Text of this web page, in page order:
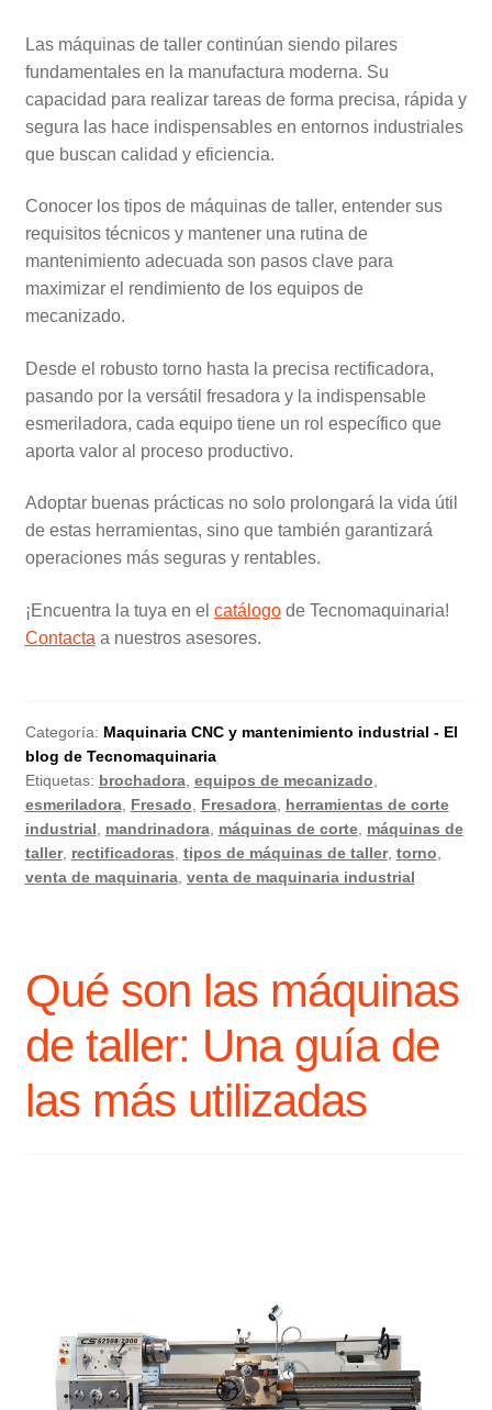
Las máquinas de taller continúan siendo pilares
fundamentales en la manufactura moderna. Su
capacidad para realizar tareas de forma precisa, rápida y
segura las hace indispensables en entornos industriales
que buscan calidad y eficiencia.
Conocer los tipos de máquinas de taller, entender sus
requisitos técnicos y mantener una rutina de
mantenimiento adecuada son pasos clave para
maximizar el rendimiento de los equipos de
mecanizado.
Desde el robusto torno hasta la precisa rectificadora,
pasando por la versátil fresadora y la indispensable
esmeriladora, cada equipo tiene un rol específico que
aporta valor al proceso productivo.
Adoptar buenas prácticas no solo prolongará la vida útil
de estas herramientas, sino que también garantizará
operaciones más seguras y rentables.
¡Encuentra la tuya en el catálogode Tecnomaquinaria!
Contacta a nuestros asesores.
Categoría: Maquinaria CNC y mantenimiento industrial - El
blog de Tecnomaquinaria
Etiquetas: brochadora, equipos de mecanizado,
esmeriladora, Fresado, Fresadora, herramientas de corte
industrial, mandrinadora, máquinas de corte, máquinas de
taller, rectificadoras, tipos de máquinas de taller, torno,
venta de maquinaria, venta de maquinaria industrial
Qué son las máquinas
de taller: Una guía de
las más utilizadas